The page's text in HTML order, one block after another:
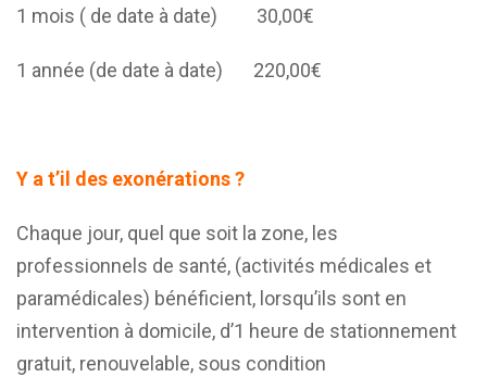
1 mois ( de date à date) 30,00€
1 année (de date à date) 220,00€
Y a t’il des exonérations ?
Chaque jour, quel que soit la zone, les
professionnels de santé, (activités médicales et
paramédicales) bénéficient, lorsqu’ils sont en
intervention à domicile, d’1 heure de stationnement
gratuit, renouvelable, sous condition